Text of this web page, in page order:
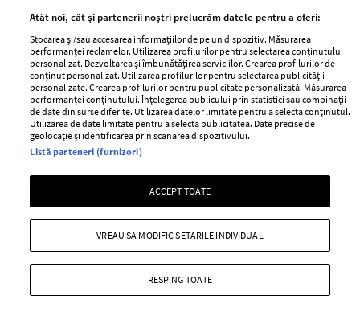
Contact
Abonamente
Publicitate
Stiri
GSP
Unica
Libertatea pentru
femei
Viva
Pariază responsabil! Decizia ONJN nr. 821/25.09.2025.
Jocurile de noroc sunt interzise minorilor.
Atât noi, cât și partenerii noștri prelucrăm datele pentru a oferi:
Stocarea și/sau accesarea informațiilor de pe un dispozitiv. Măsurarea
performanței reclamelor. Utilizarea profilurilor pentru selectarea conținutului
personalizat. Dezvoltarea și îmbunătățirea serviciilor. Crearea profilurilor de
conținut personalizat. Utilizarea profilurilor pentru selectarea publicității
personalizate. Crearea profilurilor pentru publicitate personalizată. Măsurarea
performanței conținutului. Înțelegerea publicului prin statistici sau combinații
de date din surse diferite. Utilizarea datelor limitate pentru a selecta conținutul.
Utilizarea de date limitate pentru a selecta publicitatea. Date precise de
geolocație și identificarea prin scanarea dispozitivului.
Listă parteneri (furnizori)
ACCEPT TOATE
RESPING TOATE
VREAU SA MODIFIC SETARILE INDIVIDUAL